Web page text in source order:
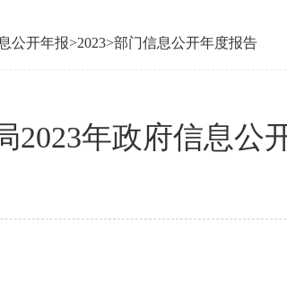
公开年报>2023>部门信息公开年度报告
2023年政府信息公